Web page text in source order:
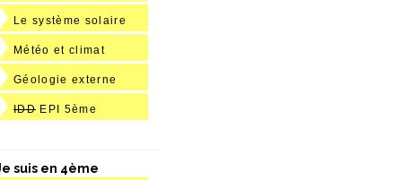
Le système solaire
Météo et climat
Géologie externe
IDD EPI 5ème
suis en 4ème